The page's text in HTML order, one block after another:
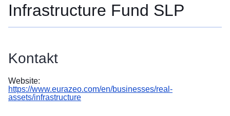
що
шукають
порятунку
Як
Infrastructure Fund SLP
Kontakt
Website:
https://www.eurazeo.com/en/businesses/real-
assets/infrastructure